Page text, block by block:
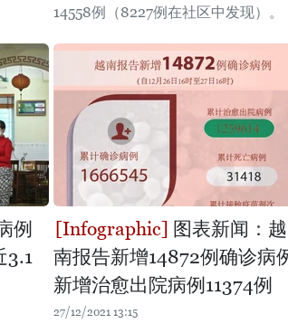
14558例（8227例在社区中发现）。
例
3.1
图表新闻：越
南报告新增14872例确诊病
新增治愈出院病例11374例
27/12/2021 13:15